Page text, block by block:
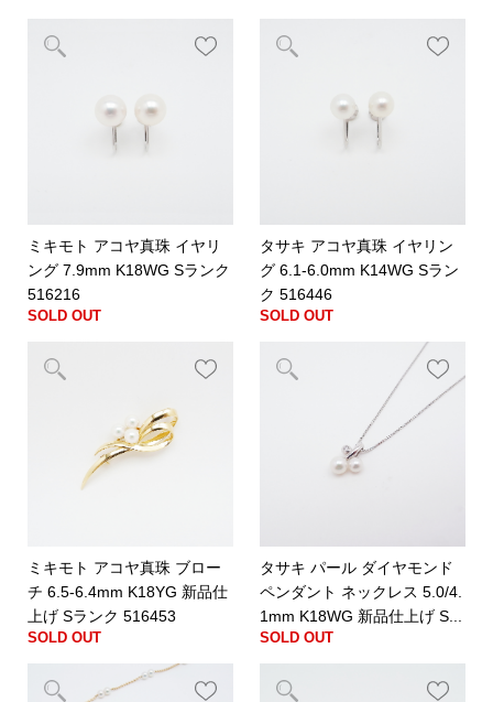
ミキモト アコヤ真珠 イヤリ
ング 7.9mm K18WG Sランク
516216
SOLD OUT
タサキ アコヤ真珠 イヤリン
グ 6.1-6.0mm K14WG Sラン
ク 516446
SOLD OUT
ミキモト アコヤ真珠 ブロー
チ 6.5-6.4mm K18YG 新品仕
上げ Sランク 516453
SOLD OUT
タサキ パール ダイヤモンド
ペンダント ネックレス 5.0/4.
1mm K18WG 新品仕上げ S...
SOLD OUT